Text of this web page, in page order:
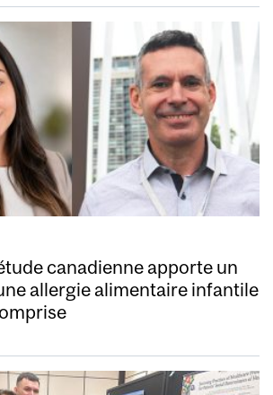
canadienne apporte un
allergie alimentaire infantile